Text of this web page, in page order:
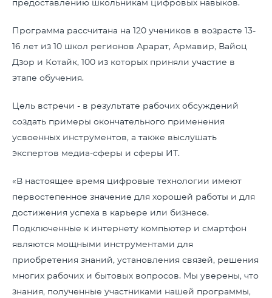
предоставлению школьникам цифровых навыков.
Программа рассчитана на 120 учеников в возрасте 13-
16 лет из 10 школ регионов Арарат, Армавир, Вайоц
Дзор и Котайк, 100 из которых приняли участие в
этапе обучения.
Цель встречи - в результате рабочих обсуждений
создать примеры окончательного применения
усвоенных инструментов, а также выслушать
экспертов медиа-сферы и сферы ИТ.
«В настоящее время цифровые технологии имеют
первостепенное значение для хорошей работы и для
достижения успеха в карьере или бизнесе.
Подключенные к интернету компьютер и смартфон
являются мощными инструментами для
приобретения знаний, установления связей, решения
многих рабочих и бытовых вопросов. Мы уверены, что
знания, полученные участниками нашей программы,